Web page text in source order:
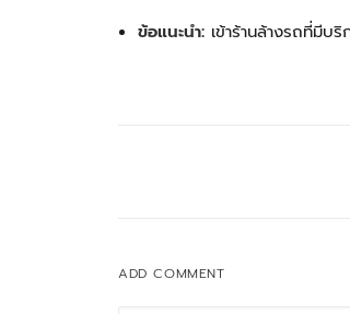
ข้อแนะนำ: เข้าร้านล้างรถที่มีบ
ADD COMMENT